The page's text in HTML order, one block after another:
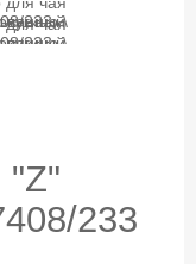
"Z"
233